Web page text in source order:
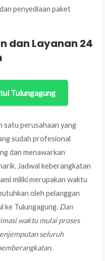
penyediaan paket
dan Layanan 24
Tulungagung
satu perusahaan yang
sudah profesional
dan menawarkan
Jadwal keberangkatan
miliki merupakan waktu
oleh pelanggan
ke Tulungagung. Dan
waktu mulai proses
seluruh